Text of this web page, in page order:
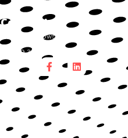
Contatti
info@bwowsolution.it
+39 375 697 0388